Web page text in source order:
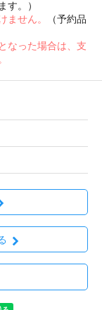
す。）
ません。
（予約品
なった場合は、支